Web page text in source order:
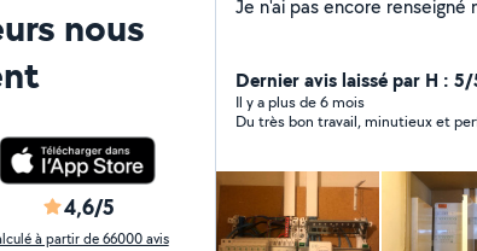
nous
4,6/5
à partir de 66000 avis
Dernier avis laissé par H : 5/
Il y a plus de 6 mois
Du très bon travail, minutieux et